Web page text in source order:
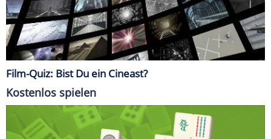
Film-Quiz: Bist Du ein Cineast?
Kostenlos spielen